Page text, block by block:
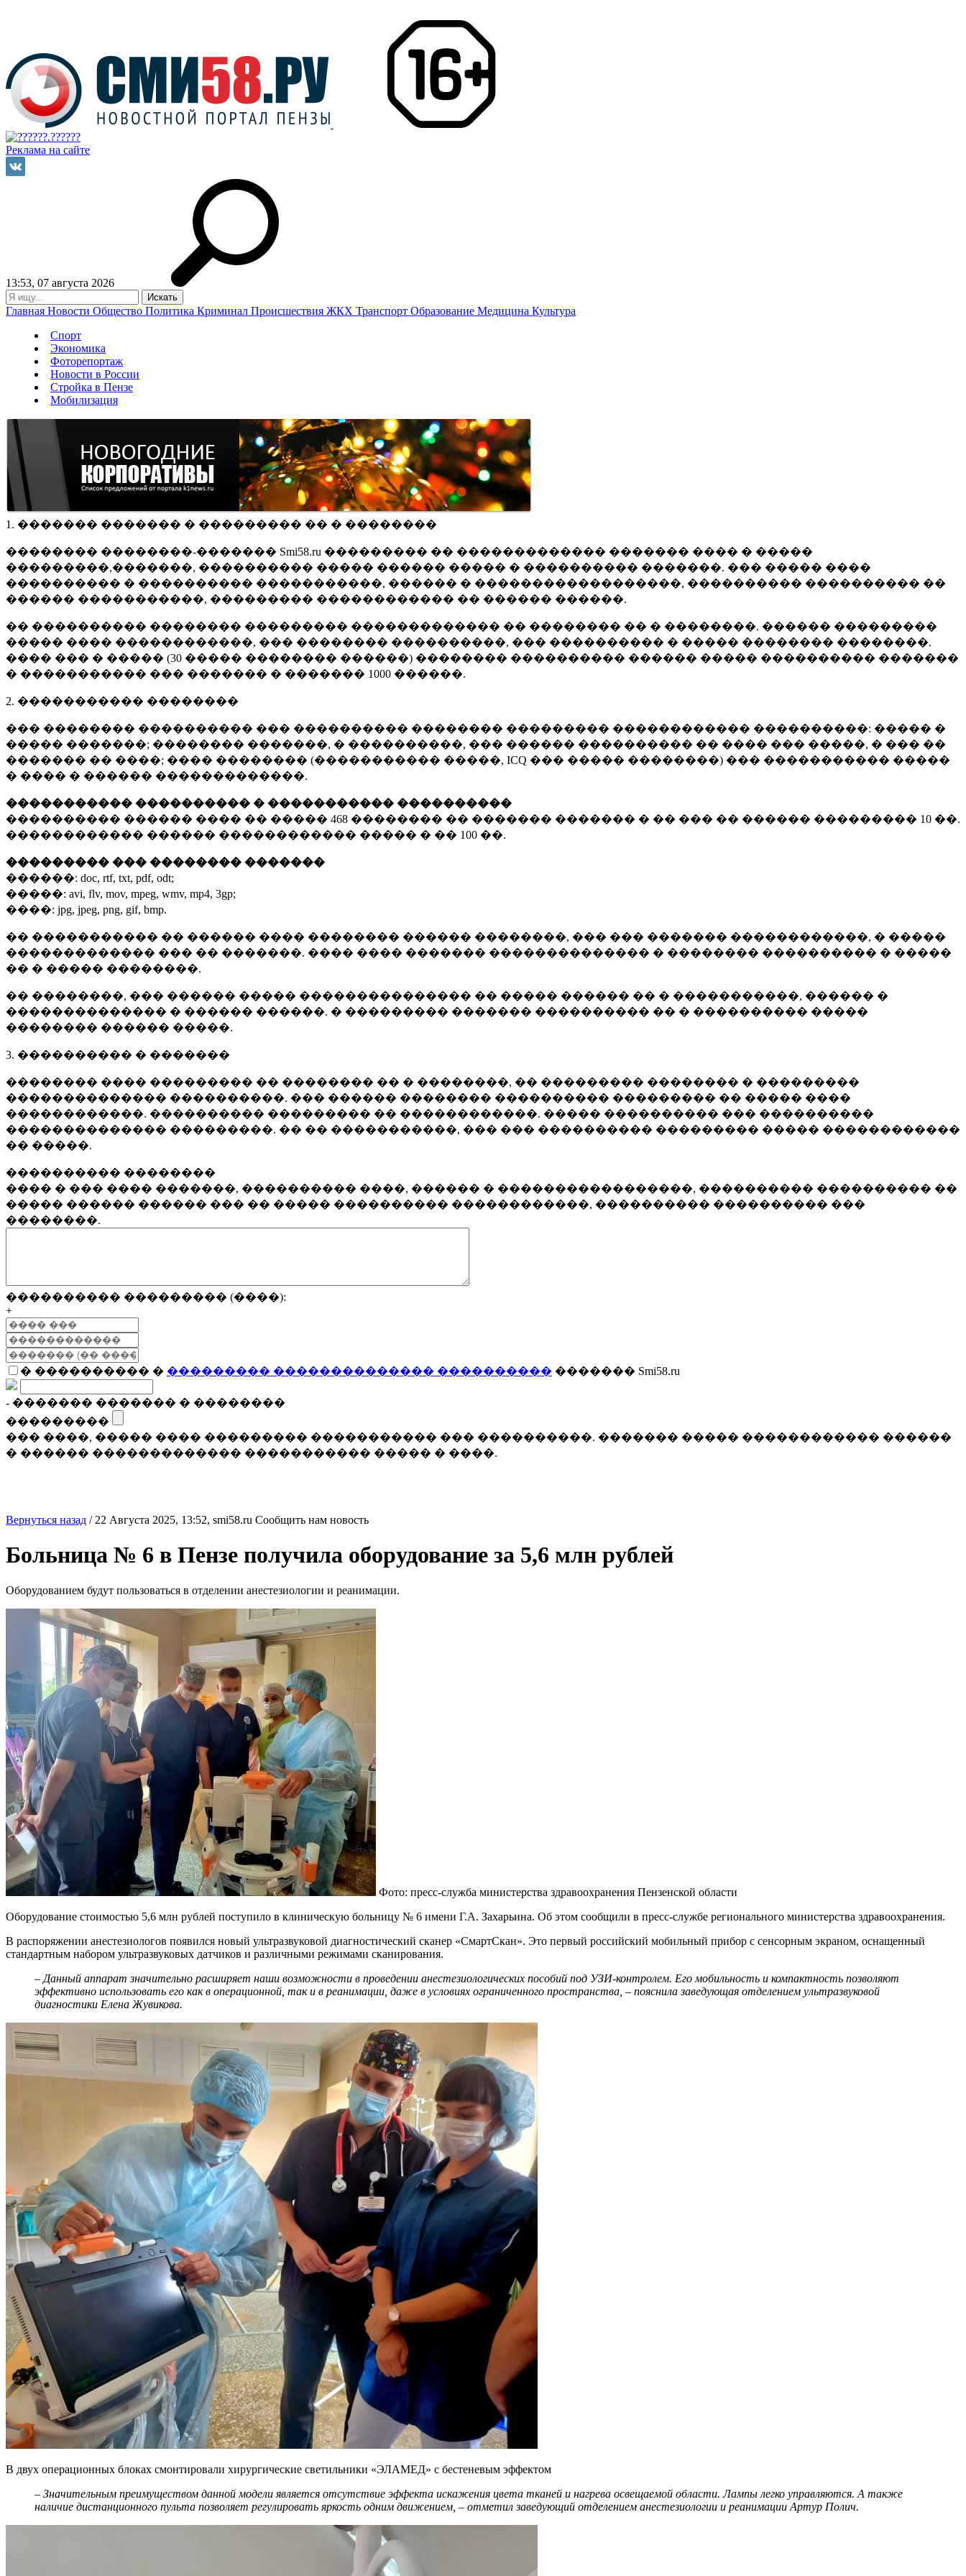
Реклама на сайте
13:53, 07 августа 2026
Главная Новости Общество Политика Криминал Происшествия ЖКХ Транспорт Образование Медицина Культура
Спорт
Экономика
Фоторепортаж
Новости в России
Стройка в Пензе
Мобилизация
1. ������� ������� � ��������� �� � ��������
�������� ��������-������� Smi58.ru ��������� �� ������������� ������� ���� � �����
���������,�������, ���������� ����� ������ ����� � ���������� �������. ��� ����� ����
���������� � ���������� �����������, ������ � ������������������, ���������� ���������� ��
������ �����������, ��������� ������������ �� ������ ������.
�� ���������� �������� ��������� ������������� �� �������� �� � ��������. ������ ���������
����� ���� ������������, ��� �������� ����������, ��� ���������� � ����� �������� ��������.
���� ��� � ����� (30 ����� �������� ������) �������� ���������� ������ ����� ���������� �������
� ����������� ��� ������� � ������� 1000 ������.
2. ����������� ��������
��� �������� ���������� ��� ���������� �������� ��������� ������������ ����������: ����� �
����� �������; �������� �������, � ����������, ��� ������ ���������� �� ���� ��� �����, � ��� ��
������� �� ����; ���� �������� (����������� �����, ICQ ��� ����� ��������) ��� ����������� �����
� ���� � ������ �������������.
����������� ���������� � ����������� ����������
���������� ������ ���� �� ����� 468 �������� �� ������� ������� � �� ��� �� ������ ��������� 10 ��.
������������ ������ ������������ ����� � �� 100 ��.
��������� ��� �������� �������
������: doc, rtf, txt, pdf, odt;
�����: avi, flv, mov, mpeg, wmv, mp4, 3gp;
����: jpg, jpeg, png, gif, bmp.
�� ����������� �� ������ ���� �������� ������ ��������, ��� ��� ������� ������������, � �����
������������� ��� �� �������. ���� ���� ������� �������������� � �������� ���������� � �����
�� � ����� ��������.
�� ��������, ��� ������ ����� ��������������� �� ����� ������ �� � �����������, ������ �
�������������� � ������ ������. � ��������� ������� ���������� �� � ���������� �����
�������� ������ �����.
3. ���������� � �������
�������� ���� ��������� �� �������� �� � ��������, �� ��������� �������� � ���������
�������������� ����������. ��� ������ �������� ���������� ��������� �� ����� ����
������������. ���������� ��������� �� ������������. ����� ���������� ��� ����������
�������������� ���������. �� �� �����������, ��� ��� ���������� ��������� ����� ������������
�� �����.
���������� ��������
���� � ��� ���� �������, ���������� ����, ������ � �����������������, ���������� ���������� ��
����� ������ ������ ��� �� ����� ���������� ������������, ���������� ���������� ���
��������.
���������� ��������� (����):
+
� ���������� � ��������� �������������� ���������� ������� Smi58.ru
- ������� ������� � ��������
���������
��� ����, ����� ���� ��������� ����������� ��� ����������. ������� ����� ������������ ������
� ������ ������������� ����������� ����� � ����.
Вернуться назад / 22 Августа 2025, 13:52, smi58.ru Сообщить нам новость
Больница № 6 в Пензе получила оборудование за 5,6 млн рублей
Оборудованием будут пользоваться в отделении анестезиологии и реанимации.
Фото: пресс-служба министерства здравоохранения Пензенской области
Оборудование стоимостью 5,6 млн рублей поступило в клиническую больницу № 6 имени Г.А. Захарьина. Об этом сообщили в пресс-службе регионального министерства здравоохранения.
В распоряжении анестезиологов появился новый ультразвуковой диагностический сканер «СмартСкан». Это первый российский мобильный прибор с сенсорным экраном, оснащенный
стандартным набором ультразвуковых датчиков и различными режимами сканирования.
– Данный аппарат значительно расширяет наши возможности в проведении анестезиологических пособий под УЗИ-контролем. Его мобильность и компактность позволяют
эффективно использовать его как в операционной, так и в реанимации, даже в условиях ограниченного пространства, – пояснила заведующая отделением ультразвуковой
диагностики Елена Жувикова.
В двух операционных блоках смонтировали хирургические светильники «ЭЛАМЕД» с бестеневым эффектом
– Значительным преимуществом данной модели является отсутствие эффекта искажения цвета тканей и нагрева освещаемой области. Лампы легко управляются. А также
наличие дистанционного пульта позволяет регулировать яркость одним движением, – отметил заведующий отделением анестезиологии и реанимации Артур Полич.